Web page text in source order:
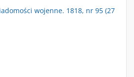
wojenne. 1818, nr 95 (27